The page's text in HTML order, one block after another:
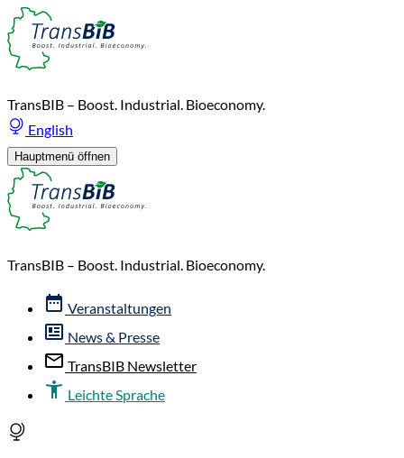
TransBIB – Boost. Industrial. Bioeconomy.
English
Hauptmenü öffnen
TransBIB – Boost. Industrial. Bioeconomy.
Veranstaltungen
News & Presse
TransBIB Newsletter
Leichte Sprache